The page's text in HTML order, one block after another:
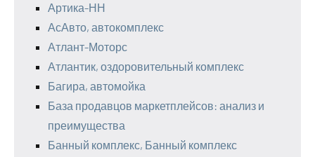
Артика-НН
АсАвто, автокомплекс
Атлант-Моторс
Атлантик, оздоровительный комплекс
Багира, автомойка
База продавцов маркетплейсов: анализ и
преимущества
Банный комплекс, Банный комплекс